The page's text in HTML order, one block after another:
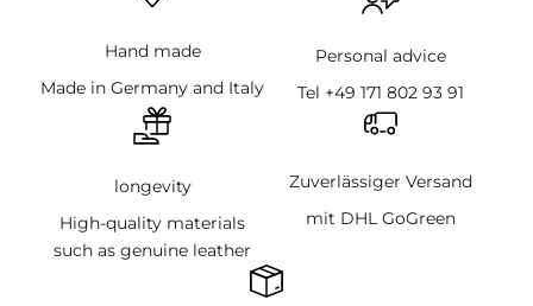
Hand made
Made in Germany and Italy
Personal advice
Tel +49 171 802 93 91
longevity
High-quality materials
such as genuine leather
Zuverlässiger Versand
mit DHL GoGreen